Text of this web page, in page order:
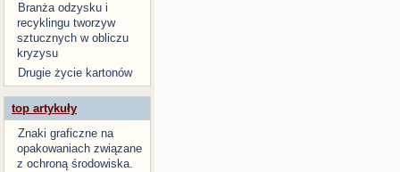
Branża odzysku i
recyklingu tworzyw
sztucznych w obliczu
kryzysu
Drugie życie kartonów
top artykuły
Znaki graficzne na
opakowaniach związane
z ochroną środowiska.